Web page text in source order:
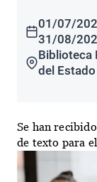
01/07/
31/08/
Biblioteca
del Estado
Se han
de texto para